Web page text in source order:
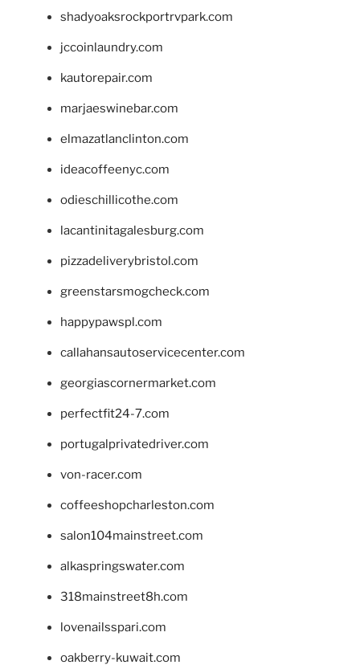
shadyoaksrockportrvpark.com
jccoinlaundry.com
kautorepair.com
marjaeswinebar.com
elmazatlanclinton.com
ideacoffeenyc.com
odieschillicothe.com
lacantinitagalesburg.com
pizzadeliverybristol.com
greenstarsmogcheck.com
happypawspl.com
callahansautoservicecenter.com
georgiascornermarket.com
perfectfit24-7.com
portugalprivatedriver.com
von-racer.com
coffeeshopcharleston.com
salon104mainstreet.com
alkaspringswater.com
318mainstreet8h.com
lovenailsspari.com
oakberry-kuwait.com